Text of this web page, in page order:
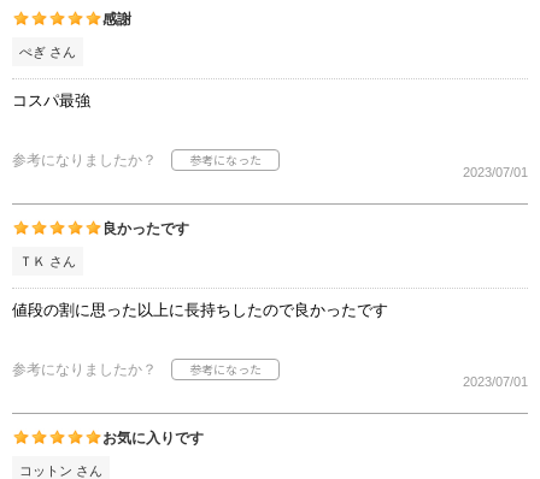
感謝
ぺぎ さん
コスパ最強
参考になりましたか？
2023/07/01
良かったです
ＴＫ さん
値段の割に思った以上に長持ちしたので良かったです
参考になりましたか？
2023/07/01
お気に入りです
コットン さん